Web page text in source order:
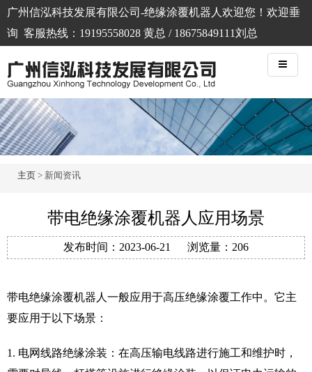
广州信泓科技发展有限公司-绝缘涂覆机器人欢迎您！欢迎垂
询 客服热线：19195558028 黄总 / 18675849111刘总
主页 > 新闻资讯
带电绝缘涂覆机器人应用场景
发布时间： 2023-06-21 浏览量： 206
带电绝缘涂覆机器人一般应用于高压绝缘涂覆工作中。它主
要应用于以下场景：
1. 电网线路绝缘涂装：在高压输电线路进行施工和维护时，